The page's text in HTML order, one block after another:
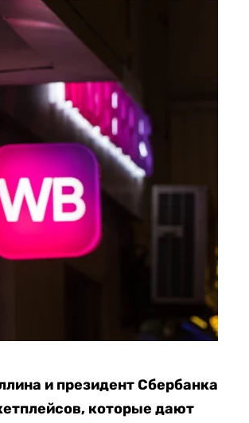
и президент Сбербанка
которые дают